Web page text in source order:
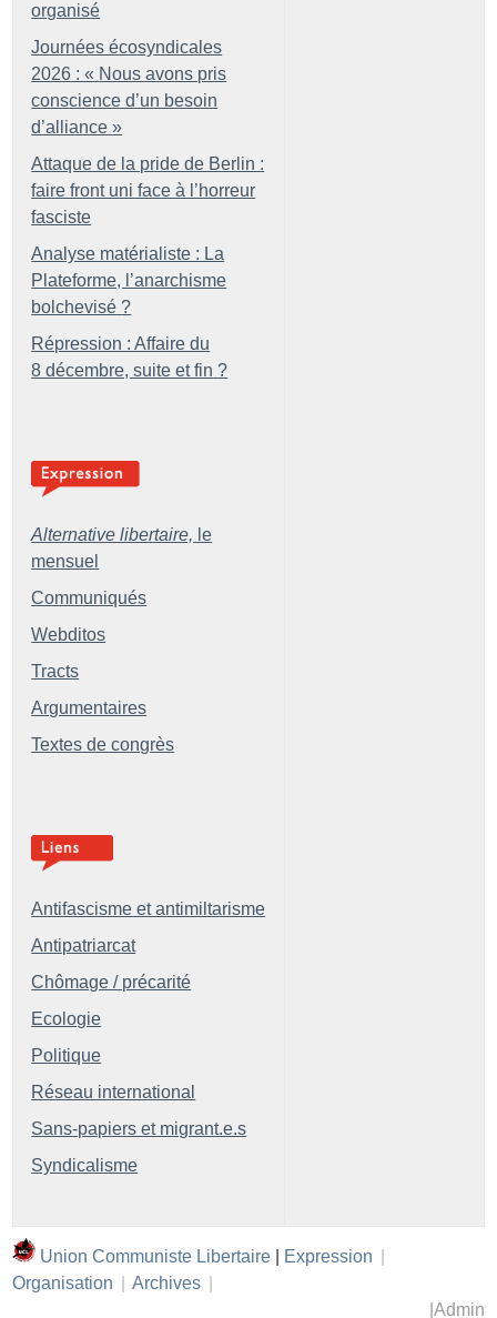
organisé
Journées écosyndicales
2026 : « Nous avons pris
conscience d’un besoin
d’alliance »
Attaque de la pride de Berlin :
faire front uni face à l’horreur
fasciste
Analyse matérialiste : La
Plateforme, l’anarchisme
bolchevisé ?
Répression : Affaire du
8 décembre, suite et fin ?
Alternative libertaire, le
mensuel
Communiqués
Webditos
Tracts
Argumentaires
Textes de congrès
Antifascisme et antimiltarisme
Antipatriarcat
Chômage / précarité
Ecologie
Politique
Réseau international
Sans-papiers et migrant.e.s
Syndicalisme
Union Communiste Libertaire Expression
Organisation
Archives
Admin